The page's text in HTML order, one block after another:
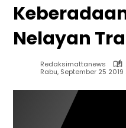
Nelayan
Redaksimattanews
Rabu, September 25 2019